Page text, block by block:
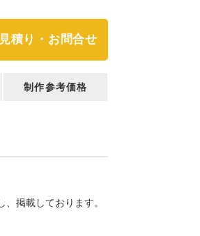
積り・お問合せ
制作参考価格
掲載しております。